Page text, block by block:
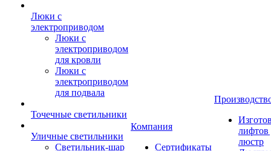
Люки с
электроприводом
Люки с
электроприводом
для кровли
Люки с
электроприводом
для подвала
Точечные светильники
Уличные светильники
Светильник-шар
Компания
Сертификаты
лифтов
люстр